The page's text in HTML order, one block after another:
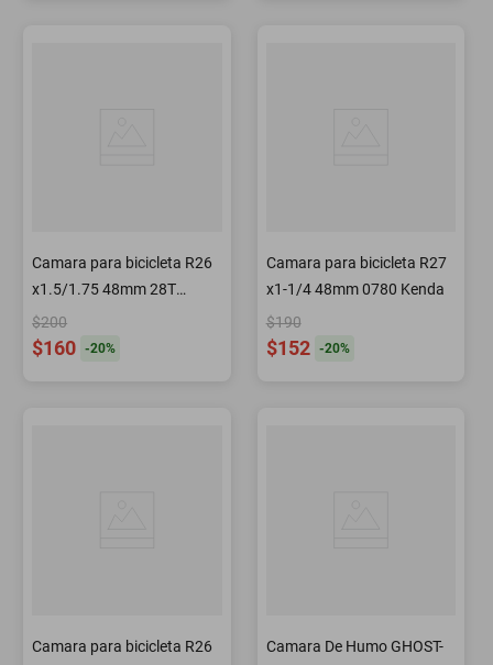
Camara para bicicleta R26
x1.5/1.75 48mm 28T
Kenda
$200
$160 -20%
Camara para bicicleta R27
x1-1/4 48mm 0780 Kenda
$190
$152 -20%
Camara para bicicleta R26
Camara De Humo GHOST-